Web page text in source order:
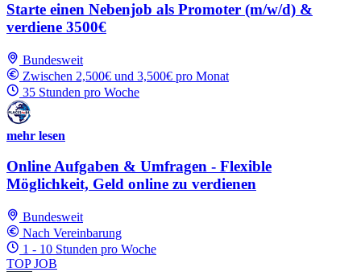
Starte einen Nebenjob als Promoter (m/w/d) &
verdiene 3500€
Bundesweit
Zwischen 2,500€ und 3,500€ pro Monat
35 Stunden pro Woche
mehr lesen
Online Aufgaben & Umfragen - Flexible
Möglichkeit, Geld online zu verdienen
Bundesweit
Nach Vereinbarung
1 - 10 Stunden pro Woche
TOP JOB